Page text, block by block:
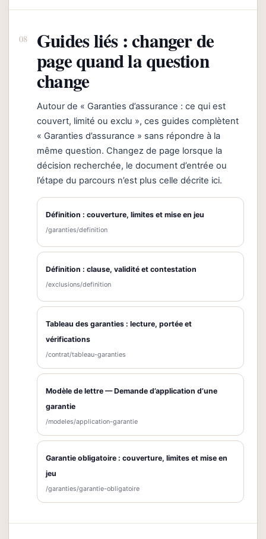
Guides liés : changer de
page quand la question
change
Autour de « Garanties d’assurance : ce qui est
couvert, limité ou exclu », ces guides complètent
« Garanties d’assurance » sans répondre à la
même question. Changez de page lorsque la
décision recherchée, le document d’entrée ou
l’étape du parcours n’est plus celle décrite ici.
Définition : couverture, limites et mise en jeu
/garanties/definition
Définition : clause, validité et contestation
/exclusions/definition
Tableau des garanties : lecture, portée et
vérifications
/contrat/tableau-garanties
Modèle de lettre — Demande d’application d’une
garantie
/modeles/application-garantie
Garantie obligatoire : couverture, limites et mise en
jeu
/garanties/garantie-obligatoire